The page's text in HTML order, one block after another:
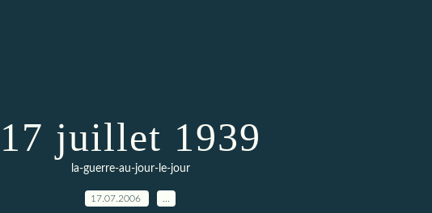
17 juillet 1939
la-guerre-au-jour-le-jour
17.07.2006